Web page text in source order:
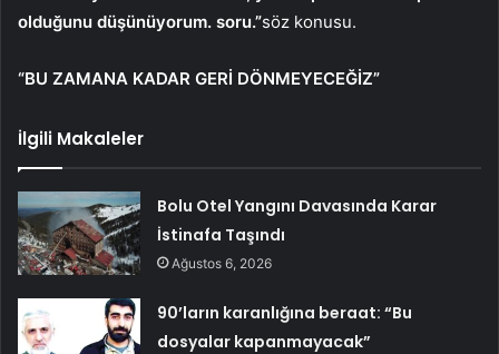
olduğunu düşünüyorum. soru.”söz konusu.
“BU ZAMANA KADAR GERİ DÖNMEYECEĞİZ”
İlgili Makaleler
Bolu Otel Yangını Davasında Karar
İstinafa Taşındı
Ağustos 6, 2026
90’ların karanlığına beraat: “Bu
dosyalar kapanmayacak”